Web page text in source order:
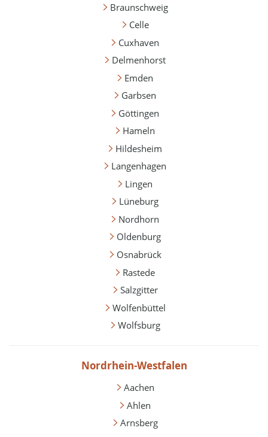
Braunschweig
Celle
Cuxhaven
Delmenhorst
Emden
Garbsen
Göttingen
Hameln
Hildesheim
Langenhagen
Lingen
Lüneburg
Nordhorn
Oldenburg
Osnabrück
Rastede
Salzgitter
Wolfenbüttel
Wolfsburg
Nordrhein-Westfalen
Aachen
Ahlen
Arnsberg